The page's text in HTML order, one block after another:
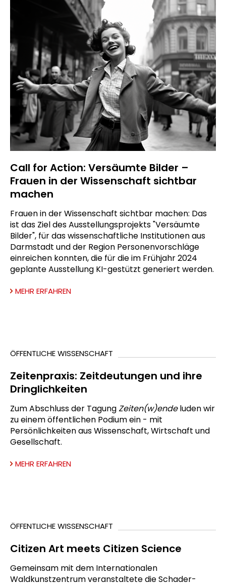
Call for Action: Versäumte Bilder –
Frauen in der Wissenschaft sichtbar
machen
Frauen in der Wissenschaft sichtbar machen: Das
ist das Ziel des Ausstellungsprojekts "Versäumte
Bilder", für das wissenschaftliche Institutionen aus
Darmstadt und der Region Personenvorschläge
einreichen konnten, die für die im Frühjahr 2024
geplante Ausstellung KI-gestützt generiert werden.
MEHR ERFAHREN
ÖFFENTLICHE WISSENSCHAFT
Zeitenpraxis: Zeitdeutungen und ihre
Dringlichkeiten
Zum Abschluss der TagungZeiten(w)endeluden wir
zu einem öffentlichen Podium ein - mit
Persönlichkeiten aus Wissenschaft, Wirtschaft und
Gesellschaft.
MEHR ERFAHREN
ÖFFENTLICHE WISSENSCHAFT
Citizen Art meets Citizen Science
Gemeinsam mit dem Internationalen
Waldkunstzentrum veranstaltete die Schader-